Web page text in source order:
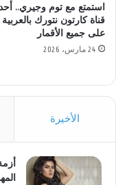
استمتع مع توم وجيري..
على جميع الأقمار
24 مارس، 2026
الأخيرة